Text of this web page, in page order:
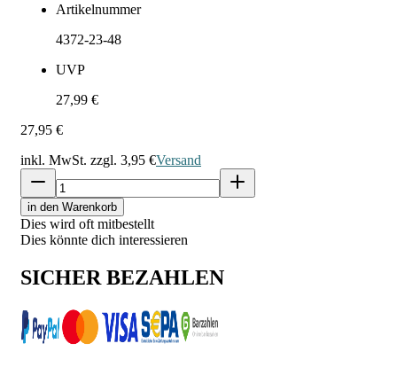
Artikelnummer
4372-23-48
UVP
27,99 €
27,95 €
inkl. MwSt. zzgl. 3,95 €Versand
in den Warenkorb
Dies wird oft mitbestellt
Dies könnte dich interessieren
SICHER BEZAHLEN